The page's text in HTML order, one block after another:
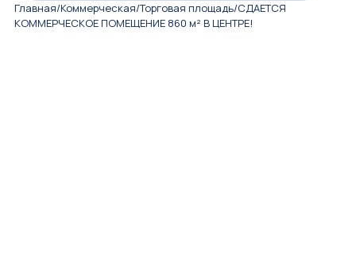
Главная/Коммерческая/Торговая площадь/СДАЕТСЯ
КОММЕРЧЕСКОЕ ПОМЕЩЕНИЕ 860 м² В ЦЕНТРЕ!